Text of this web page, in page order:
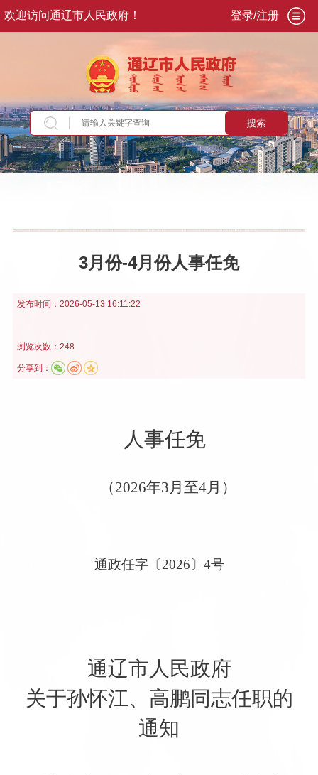
欢迎访问通辽市人民政府！ 登录/注册
搜索
当前位置：首页>政务公开>政府信息公开>政
3月份-4月份人事任免
发布时间： 2026-05-13 16:11:22
浏览次数：248
分享到：
人事任免
（2026年3 月至4月 ）
通政任字〔2026〕 4号
通辽市人民政府
关于孙怀江、高鹏同志任职的
通知